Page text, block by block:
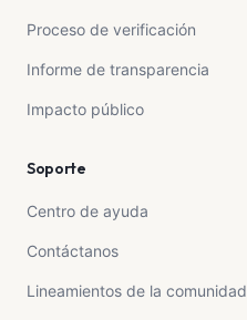
Proceso de verificación
Informe de transparencia
Impacto público
Soporte
Centro de ayuda
Contáctanos
Lineamientos de la comunidad